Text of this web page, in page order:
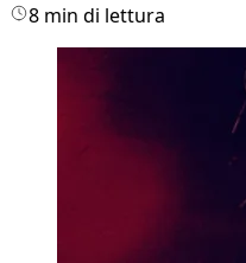
8 min di lettura